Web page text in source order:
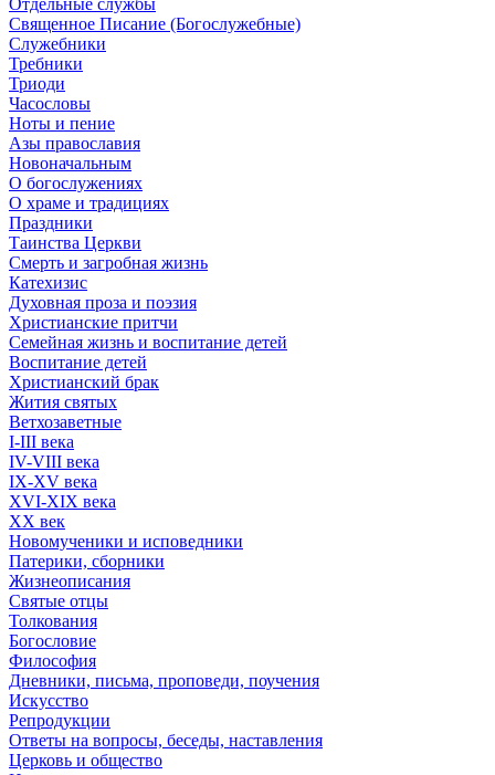
Отдельные службы
Священное Писание (Богослужебные)
Служебники
Требники
Триоди
Часословы
Ноты и пение
Азы православия
Новоначальным
О богослужениях
О храме и традициях
Праздники
Таинства Церкви
Смерть и загробная жизнь
Катехизис
Духовная проза и поэзия
Христианские притчи
Семейная жизнь и воспитание детей
Воспитание детей
Христианский брак
Жития святых
Ветхозаветные
I-III века
IV-VIII века
IX-XV века
XVI-XIX века
XX век
Новомученики и исповедники
Патерики, сборники
Жизнеописания
Святые отцы
Толкования
Богословие
Философия
Дневники, письма, проповеди, поучения
Искусство
Репродукции
Ответы на вопросы, беседы, наставления
Церковь и общество